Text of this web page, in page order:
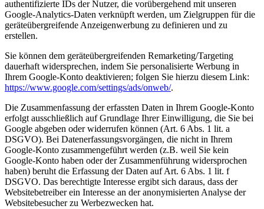
authentifizierte IDs der Nutzer, die vorübergehend mit unseren
Google-Analytics-Daten verknüpft werden, um Zielgruppen für die
geräteübergreifende Anzeigenwerbung zu definieren und zu
erstellen.
Sie können dem geräteübergreifenden Remarketing/Targeting
dauerhaft widersprechen, indem Sie personalisierte Werbung in
Ihrem Google-Konto deaktivieren; folgen Sie hierzu diesem Link:
https://www.google.com/settings/ads/onweb/.
Die Zusammenfassung der erfassten Daten in Ihrem Google-Konto
erfolgt ausschließlich auf Grundlage Ihrer Einwilligung, die Sie bei
Google abgeben oder widerrufen können (Art. 6 Abs. 1 lit. a
DSGVO). Bei Datenerfassungsvorgängen, die nicht in Ihrem
Google-Konto zusammengeführt werden (z.B. weil Sie kein
Google-Konto haben oder der Zusammenführung widersprochen
haben) beruht die Erfassung der Daten auf Art. 6 Abs. 1 lit. f
DSGVO. Das berechtigte Interesse ergibt sich daraus, dass der
Websitebetreiber ein Interesse an der anonymisierten Analyse der
Websitebesucher zu Werbezwecken hat.